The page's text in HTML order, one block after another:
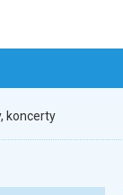
koncerty